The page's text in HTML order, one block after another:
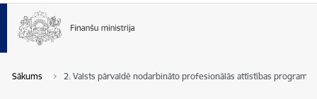
Sākums 2. Valsts pārvaldē nodarbināto profesionālās attīstības